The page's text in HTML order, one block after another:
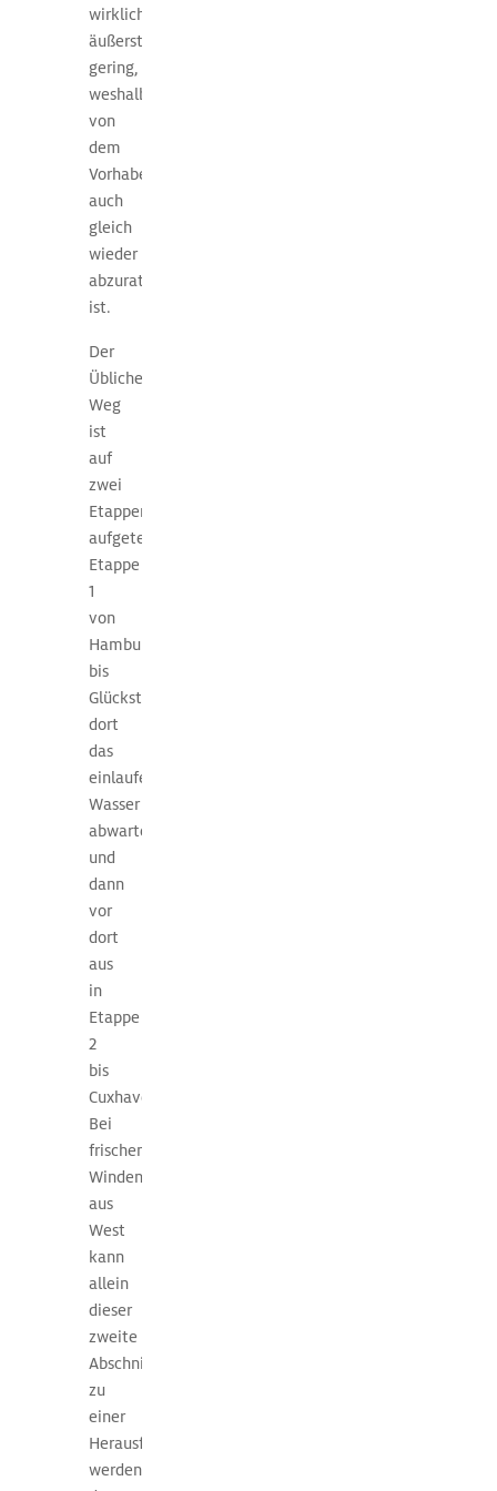
Knoten
wesentlich
stärker
Fließgeschwindigkeit
Flusses
(etwa
Knoten),
macht
eine
Fahrt
gegen
den
Strom
nur
wenig
Sinn.
Die
Törn
auf
der
Unterelbe
hängen
daher
vom
Tidenkalender
ab.
Die
genauen,
vorausberechneten
Gezeitendaten
können
auf
der
Website
des
Bundesamtes
für
Seefahrt
und
Hydrographie
(BSH)
nach
dem
jeweiligen
Standort
abgerufen
werden.
wirklich
äußerst
gering,
weshalb
von
dem
Vorhaben
auch
gleich
wieder
abzuraten
ist.
Der
Übliche
Weg
ist
auf
zwei
Etappen
aufgeteilt:
Etappe
1
von
Hamburg
bis
Glückstadt,
dort
das
einlaufende
Wasser
abwarten
und
dann
vor
dort
aus
in
Etappe
2
bis
Cuxhaven.
Bei
frischen
Winden
aus
West
kann
allein
dieser
zweite
Abschnitt
zu
einer
Herausforderung
werden,